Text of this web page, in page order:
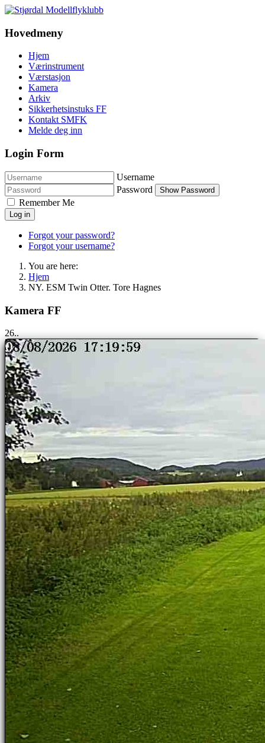
Hovedmeny
Hjem
Værinstrument
Værstasjon
Kamera
Arkiv
Sikkerhetsinstuks FF
Kontakt SMFK
Melde deg inn
Login Form
Username
Password
Show Password
Remember Me
Log in
Forgot your password?
Forgot your username?
You are here:
Hjem
NY. ESM Twin Otter. Tore Hagnes
Kamera FF
25..